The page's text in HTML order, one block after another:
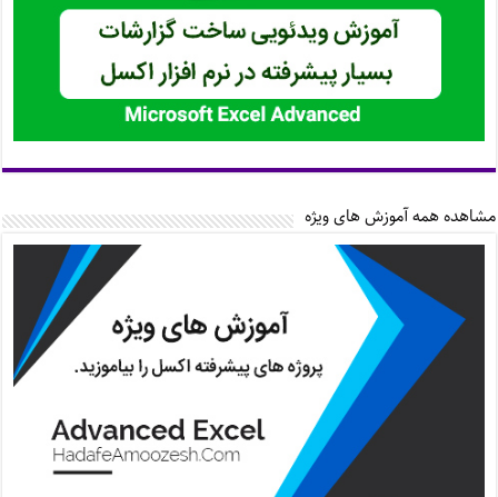
مشاهده همه آموزش های ویژه